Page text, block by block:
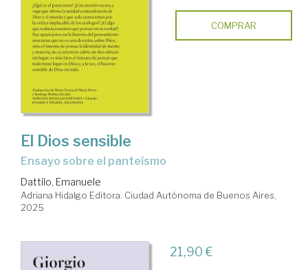
COMPRAR
El Dios sensible
Ensayo sobre el panteísmo
Dattilo, Emanuele
Adriana Hidalgo Editora. Ciudad Autónoma de Buenos Aires,
2025
21,90 €